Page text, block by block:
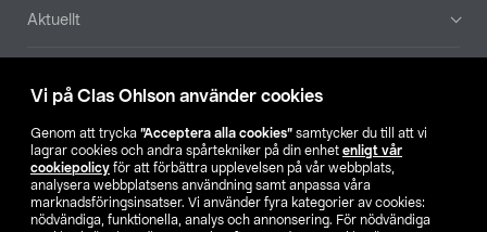
Vi på Clas Ohlson använder cookies
Genom att trycka ”Acceptera alla cookies” samtycker du till att vi
lagrar cookies och andra spårtekniker på din enhet enligt vår
cookiepolicy för att förbättra upplevelsen på vår webbplats,
analysera webbplatsens användning samt anpassa våra
marknadsföringsinsatser. Vi använder fyra kategorier av cookies:
nödvändiga, funktionella, analys och annonsering. För nödvändiga
Aktuellt
Hitta butik
SE NO FI